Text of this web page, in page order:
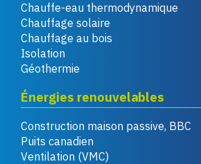
Chauffe-eau thermodynamique
Chauffage solaire
Chauffage au bois
Isolation
Géothermie
Énergies renouvelables
Construction maison passive, BBC
Puits canadien
Ventilation (VMC)